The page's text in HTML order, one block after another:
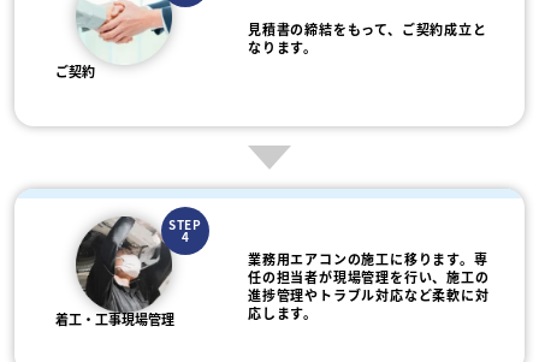
ご契約
見積書の締結をもって、ご契約成立と
なります。
STEP
4
着工・工事現場管理
業務用エアコンの施工に移ります。専
任の担当者が現場管理を行い、施工の
進捗管理やトラブル対応など柔軟に対
応します。